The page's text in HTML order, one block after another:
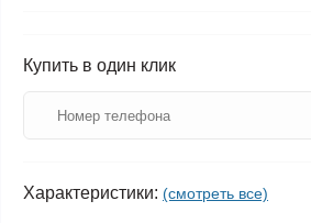
Купить в один клик
Характеристики: (смотреть все)